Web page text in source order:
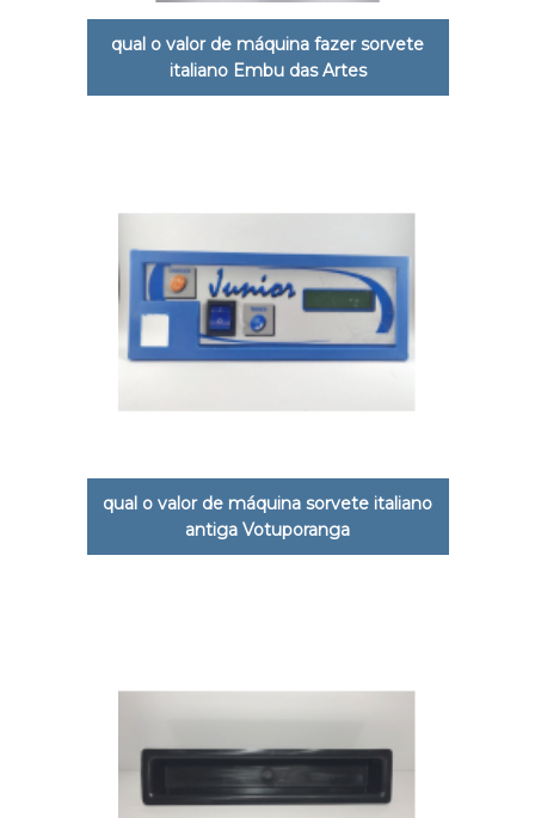
qual o valor de máquina fazer sorvete
italiano Embu das Artes
qual o valor de máquina sorvete italiano
antiga Votuporanga